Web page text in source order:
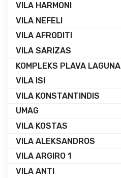
VILA HARMONI
VILA NEFELI
VILA AFRODITI
VILA SARIZAS
KOMPLEKS PLAVA LAGUNA
VILA ISI
VILA KONSTANTINDIS
UMAG
VILA KOSTAS
VILA ALEKSANDROS
VILA ARGIRO 1
VILA ANTI